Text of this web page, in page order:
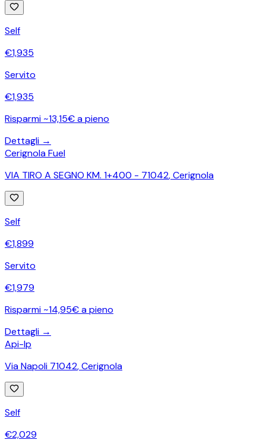
Self
€1,935
Servito
€1,935
Risparmi ~13,15€ a pieno
Dettagli →
Cerignola Fuel
VIA TIRO A SEGNO KM. 1+400 - 71042,Cerignola
Self
€1,899
Servito
€1,979
Risparmi ~14,95€ a pieno
Dettagli →
Api-Ip
Via Napoli 71042,Cerignola
Self
€2,029